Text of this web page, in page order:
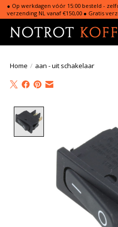
● Op werkdagen vóór 15:00 besteld -
verzending NL vanaf €150,00 ● Gratis
Home / aan - uit schakelaar